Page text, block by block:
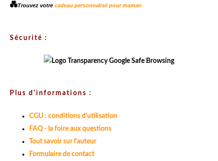
💑Trouvez votre cadeau personnalisé pour maman
Sécurité :
Plus d'informations :
CGU : conditions d'utilisation
FAQ - la foire aux questions
Tout savoir sur l'auteur
Formulaire de contact